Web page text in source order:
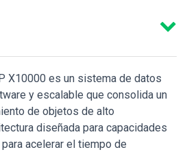
X10000 es un sistema de datos
y escalable que consolida un
de objetos de alto
diseñada para capacidades
acelerar el tiempo de